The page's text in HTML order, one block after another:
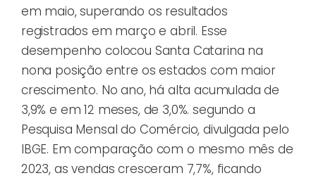
em maio, superando os resultados
registrados em março e abril. Esse
desempenho colocou Santa Catarina na
nona posição entre os estados com maior
crescimento. No ano, há alta acumulada de
3,9% e em 12 meses, de 3,0%. segundo a
Pesquisa Mensal do Comércio, divulgada pelo
IBGE. Em comparação com o mesmo mês de
2023, as vendas cresceram 7,7%, ficando